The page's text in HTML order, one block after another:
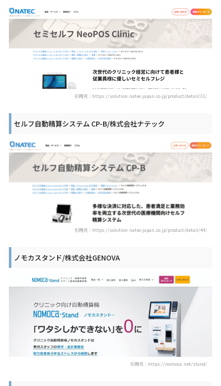
引用元：https://solution.natec-japan.co.jp/product/detail/31/
セルフ自動精算システム CP-B/株式会社ナテック
引用元：https://solution.natec-japan.co.jp/product/detail/44/
ノモカスタンド/株式会社GENOVA
引用元：https://nomoca.net/stand/